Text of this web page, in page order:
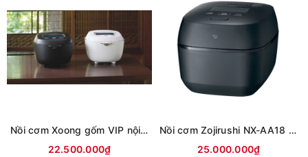
Nồi cơm Xoong gốm VIP nội địa nhật Tiger JRX-S100 1L
22.500.000₫
Nồi cơm Zojirushi NX-AA18 1.8L dòng cao cấp tách đường nội địa nhật
25.000.000₫